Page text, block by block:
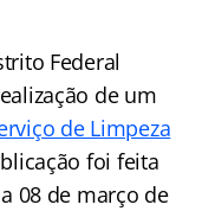
Federal
de um
de Limpeza
foi feita
08 de março de